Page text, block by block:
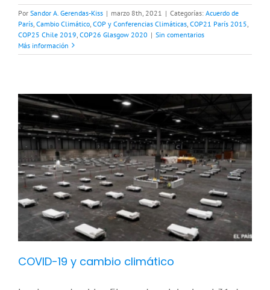
Por Sandor A. Gerendas-Kiss | marzo 8th, 2021 | Categorías: Acuerdo de
París Cambio Climático COP y Conferencias Climáticas COP21 París 2015
COP25 Chile 2019 COP26 Glasgow 2020 | Sin comentarios
Más información
COVID-19 y cambio climático